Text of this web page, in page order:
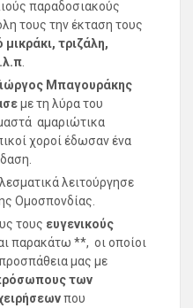
παραδοσιακούς
τους την έκταση τους
μικράκι, τριζάλη,
Μπαγουράκης
με τη λύρα του
αμαριώτικα
χοροί έδωσαν ένα
λειτούργησε
Ομοσπονδίας.
τους ευγενικούς
παρακάτω **, οι οποίοι
μας με
των
που